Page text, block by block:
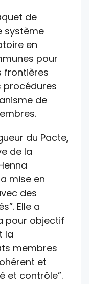
de
système
en
pour
frontières
procédures
de
du Pacte,
de la
mise en
des
Elle a
pour objectif
la
membres
et
et contrôle”.